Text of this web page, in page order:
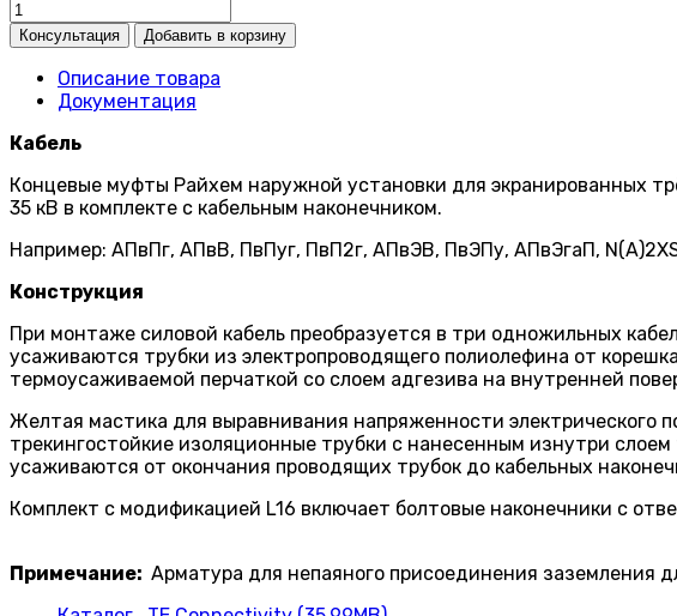
Описание товара
Документация
Кабель
Концевые муфты Райхем наружной установки для экранированных
35 кВ в комплекте с кабельным наконечником.
Например: АПвПг, АПвВ, ПвПуг, ПвП2г, АПвЭВ, ПвЭПу, АПвЭгаП,
Конструкция
При монтаже силовой кабель преобразуется в три одножиль­ных
усаживаются трубки из электропроводящего полиолефина от
термоусаживаемой перчаткой со слоем адгезива на внутренней
Желтая мастика для выравнивания напряженности электрического
трекингостойкие изоляцион­ные трубки с нанесенным изнутри
усаживаются от окончания проводящих трубок до кабельных
Комплект с модификацией L16 включает болтовые наконечники с
Примечание: Арматура для непаяного присоединения заземления